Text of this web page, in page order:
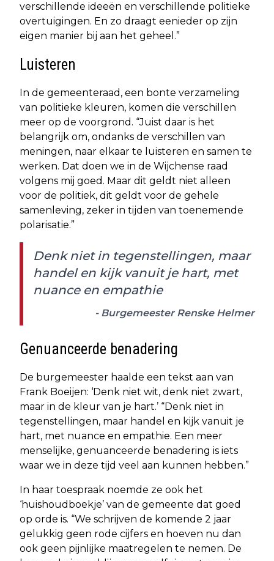
verschillende ideeën en verschillende politieke
overtuigingen. En zo draagt eenieder op zijn
eigen manier bij aan het geheel.”
Luisteren
In de gemeenteraad, een bonte verzameling
van politieke kleuren, komen die verschillen
meer op de voorgrond. “Juist daar is het
belangrijk om, ondanks de verschillen van
meningen, naar elkaar te luisteren en samen te
werken. Dat doen we in de Wijchense raad
volgens mij goed. Maar dit geldt niet alleen
voor de politiek, dit geldt voor de gehele
samenleving, zeker in tijden van toenemende
polarisatie.”
Denk niet in tegenstellingen, maar
handel en kijk vanuit je hart, met
nuance en empathie
- Burgemeester Renske Helmer
Genuanceerde benadering
De burgemeester haalde een tekst aan van
Frank Boeijen: ‘Denk niet wit, denk niet zwart,
maar in de kleur van je hart.’ “Denk niet in
tegenstellingen, maar handel en kijk vanuit je
hart, met nuance en empathie. Een meer
menselijke, genuanceerde benadering is iets
waar we in deze tijd veel aan kunnen hebben.”
In haar toespraak noemde ze ook het
‘huishoudboekje’ van de gemeente dat goed
op orde is. “We schrijven de komende 2 jaar
gelukkig geen rode cijfers en hoeven nu dan
ook geen pijnlijke maatregelen te nemen. De